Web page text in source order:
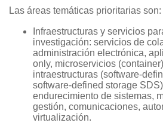
Las áreas temáticas prioritarias son:
Infraestructuras y servicios
investigación: servicios de
administración electrónica,
only, microservicios
intraestructuras (software-
software-defined storage
endurecimiento de sistemas,
gestión, comunicaciones,
virtualización.